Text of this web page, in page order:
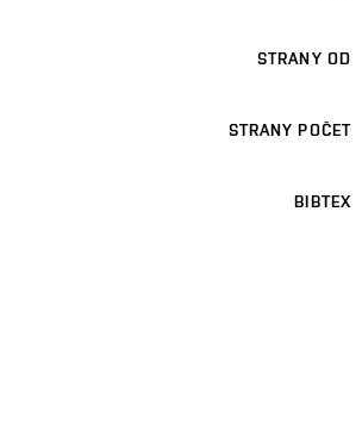
STRANY OD
STRANY POČET
BIBTEX